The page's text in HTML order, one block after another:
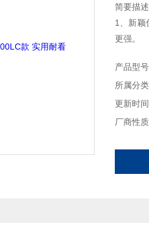
简要描
1、新颖
更强。
3.采用
定
产品型
所属分
更新时
厂商性